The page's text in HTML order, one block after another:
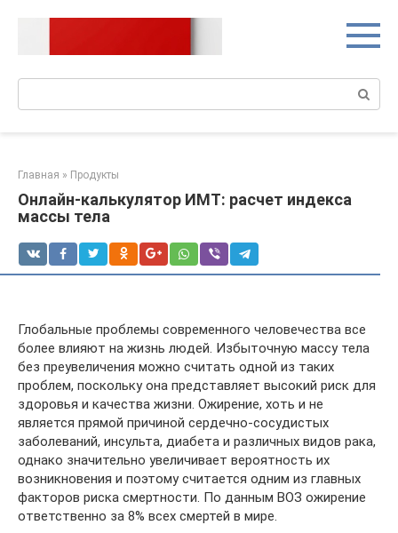
Главная » Продукты
Онлайн-калькулятор ИМТ: расчет индекса
массы тела
Глобальные проблемы современного человечества все
более влияют на жизнь людей. Избыточную массу тела
без преувеличения можно считать одной из таких
проблем, поскольку она представляет высокий риск для
здоровья и качества жизни. Ожирение, хоть и не
является прямой причиной сердечно-сосудистых
заболеваний, инсульта, диабета и различных видов рака,
однако значительно увеличивает вероятность их
возникновения и поэтому считается одним из главных
факторов риска смертности. По данным ВОЗ ожирение
ответственно за 8% всех смертей в мире.